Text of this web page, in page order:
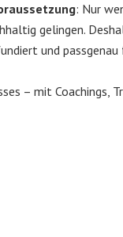
: Nur
gelingen.
und
– mit Coachings,